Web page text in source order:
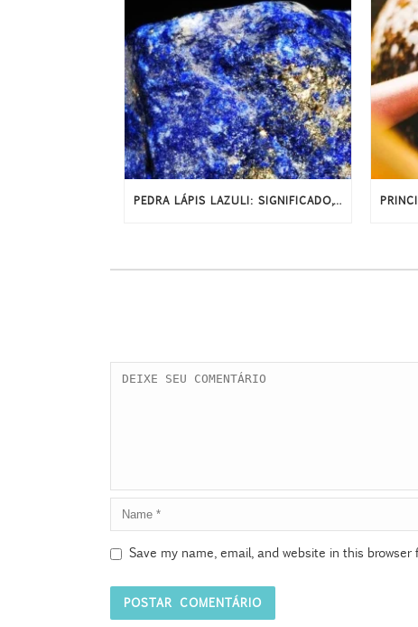
PEDRA LÁPIS LAZULI: SIGNIFICADO, HISTÓRIA E PROPRIEDADES ENERGÉTICAS
Save my name, email, and website in this